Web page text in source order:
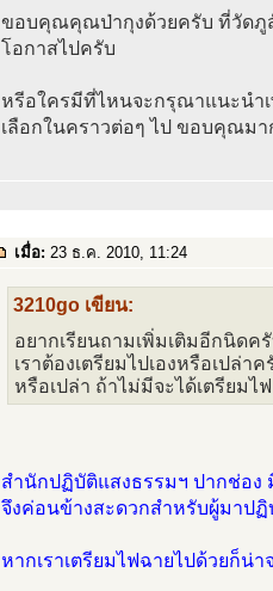
ขอบคุณคุณป่ากุงด้วยครับ ที่วัดภู
โอกาสไปครับ
หรีอใครมีที่ไหนจะกรุณาแนะนำเ
เลือกในคราวต่อๆ ไป ขอบคุณม
เมื่อ: 23 ธ.ค. 2010, 11:24
3210go เขียน:
อยากเรียนถามเพิ่มเติมอีกนิด
เราต้องเตรียมไปเองหรือเปล่
หรือเปล่า ถ้าไม่มีจะได้เตรียมไ
สำนักปฏิบัติแสงธรรมฯ ปากช่อง
จึงค่อนข้างสะดวกสำหรับผู้มาปฏิ
หากเราเตรียมไฟฉายไปด้วยก็น่